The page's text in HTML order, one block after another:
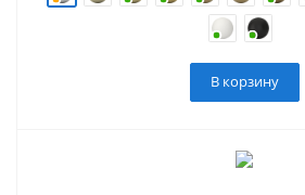
В корзину